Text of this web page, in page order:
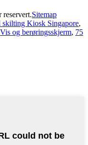
Sitemap
Kiosk Singapore,
Vis og berøringsskjerm, 75